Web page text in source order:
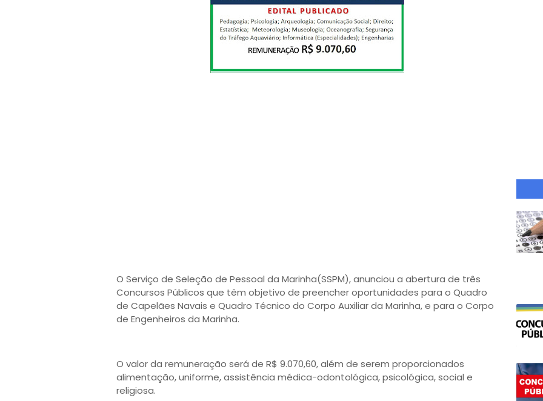
O Serviço de Seleção de Pessoal da Marinha(SSPM), anunciou a abertura de três
Concursos Públicos que têm objetivo de preencher oportunidades para o Quadro
de Capelães Navais e Quadro Técnico do Corpo Auxiliar da Marinha, e para o Corpo
de Engenheiros da Marinha.
O valor da remuneração será de R$ 9.070,60, além de serem proporcionados
alimentação, uniforme, assistência médica-odontológica, psicológica, social e
religiosa.